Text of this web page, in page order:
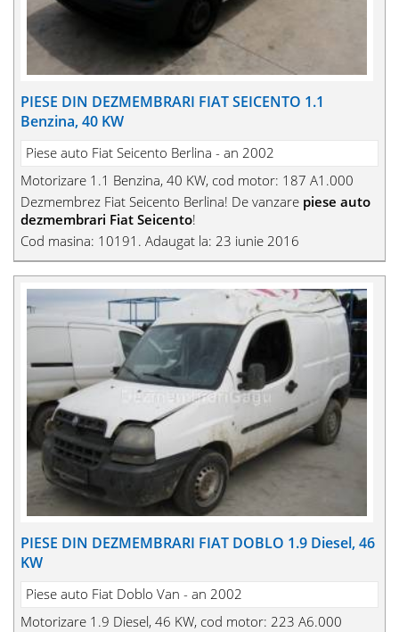
PIESE DIN DEZMEMBRARI FIAT SEICENTO 1.1
Benzina, 40 KW
Piese auto Fiat Seicento Berlina - an 2002
Motorizare 1.1 Benzina, 40 KW, cod motor: 187 A1.000
Dezmembrez Fiat Seicento Berlina! De vanzare piese auto
dezmembrari Fiat Seicento!
Cod masina: 10191. Adaugat la: 23 iunie 2016
PIESE DIN DEZMEMBRARI FIAT DOBLO 1.9 Diesel, 46
KW
Piese auto Fiat Doblo Van - an 2002
Motorizare 1.9 Diesel, 46 KW, cod motor: 223 A6.000